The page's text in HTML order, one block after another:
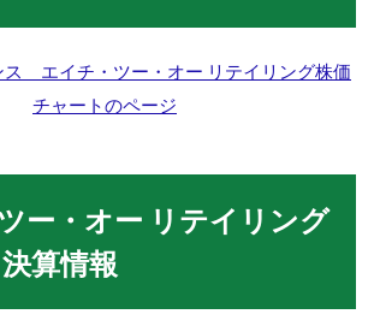
エイチ・ツー・オー リテイリング株価
チャートのページ
ー・オー リテイリング
決算情報